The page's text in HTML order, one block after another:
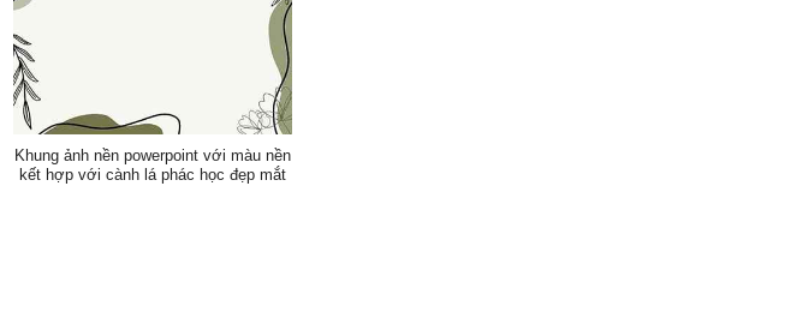
Khung ảnh nền powerpoint với màu nền
kết hợp với cành lá phác học đẹp mắt